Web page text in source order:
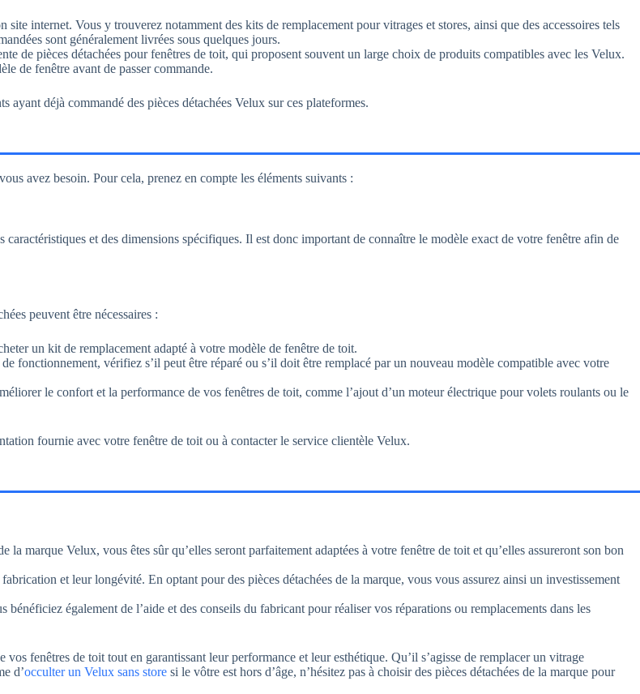
site internet. Vous y trouverez notamment des kits de remplacement pour vitrages et stores, ainsi que des accessoires tels
sont généralement livrées sous quelques jours.
de pièces détachées pour fenêtres de toit, qui proposent souvent un large choix de produits compatibles avec les Velux.
de fenêtre avant de passer commande.
ayant déjà commandé des pièces détachées Velux sur ces plateformes.
avez besoin. Pour cela, prenez en compte les éléments suivants :
et des dimensions spécifiques. Il est donc important de connaître le modèle exact de votre fenêtre afin de
peuvent être nécessaires :
un kit de remplacement adapté à votre modèle de fenêtre de toit.
fonctionnement, vérifiez s’il peut être réparé ou s’il doit être remplacé par un nouveau modèle compatible avec votre
le confort et la performance de vos fenêtres de toit, comme l’ajout d’un moteur électrique pour volets roulants ou le
fournie avec votre fenêtre de toit ou à contacter le service clientèle Velux.
la marque Velux, vous êtes sûr qu’elles seront parfaitement adaptées à votre fenêtre de toit et qu’elles assureront son bon
et leur longévité. En optant pour des pièces détachées de la marque, vous vous assurez ainsi un investissement
bénéficiez également de l’aide et des conseils du fabricant pour réaliser vos réparations ou remplacements dans les
fenêtres de toit tout en garantissant leur performance et leur esthétique. Qu’il s’agisse de remplacer un vitrage
d’occulter un Velux sans store si le vôtre est hors d’âge, n’hésitez pas à choisir des pièces détachées de la marque pour